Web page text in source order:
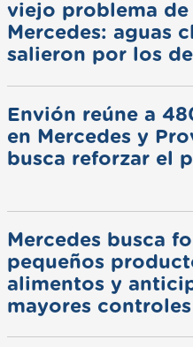
viejo problema de
Mercedes: aguas
salieron por los
Envión reúne a
en Mercedes y
busca reforzar el
Mercedes busca
pequeños
alimentos y
mayores